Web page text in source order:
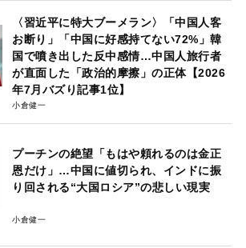
〈習近平に特大ブーメラン〉「中国人客
お断り」「中国に好感持てない72%」韓
国で噴き出した反中感情…中国人旅行者
が直面した「政治的摩擦」の正体【2026
年7月バズり記事1位】
小倉健一
プーチンの絶望「もはや頼れるのは金正
恩だけ」…中国に値切られ、インドに振
り回される“大国ロシア”の悲しい現実
小倉健一